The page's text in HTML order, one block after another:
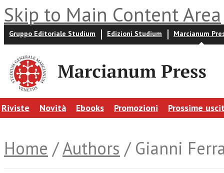
Skip to Main Content Area
Gruppo Editoriale Studium Edizioni Studium Marcianum
Riviste Novità Ebooks Promozioni Prossime
Home /Authors / Gianni